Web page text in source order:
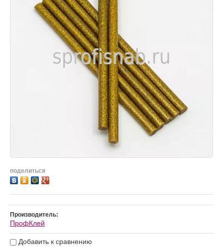
поделиться
Производитель:
ПрофКлей
Добавить к сравнению